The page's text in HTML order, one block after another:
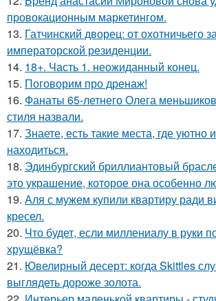
провокационным маркетингом.
13. Гатчинский дворец: от охотничьего
императорской резиденции.
14. 18+. Часть 1. неожиданный конец.
15. Поговорим про дренаж!
16. Фанаты 65-летнего Олега
стиля назвали.
17. Знаете, есть такие места, где уютно
находиться.
18. Эдинбургский бриллиантовый
это украшение, которое она особенно
19. Аля с мужем купили квартиру ради
кресел.
20. Что будет, если миллениалу в руки
хрущёвка?
21. Ювелирный десерт: когда Skittles
выглядеть дороже золота.